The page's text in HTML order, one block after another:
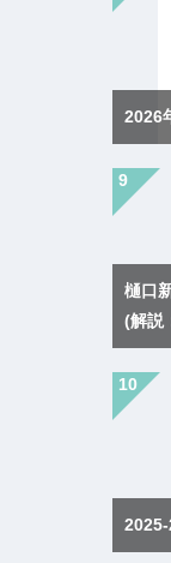
2026
樋口
(解説